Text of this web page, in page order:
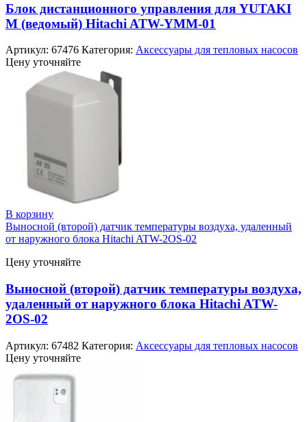
Блок дистанционного управления для YUTAKI
M (ведомый) Hitachi ATW-YMM-01
Артикул: 67476 Категория: Аксессуары для тепловых насосов
Цену уточняйте
В корзину
Выносной (второй) датчик температуры воздуха, удаленный
от наружного блока Hitachi ATW-2OS-02
Цену уточняйте
Выносной (второй) датчик температуры воздуха,
удаленный от наружного блока Hitachi ATW-
2OS-02
Артикул: 67482 Категория: Аксессуары для тепловых насосов
Цену уточняйте